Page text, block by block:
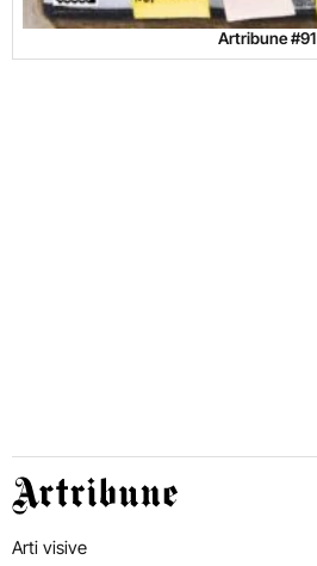
Artribune #91
Artribune
Arti visive